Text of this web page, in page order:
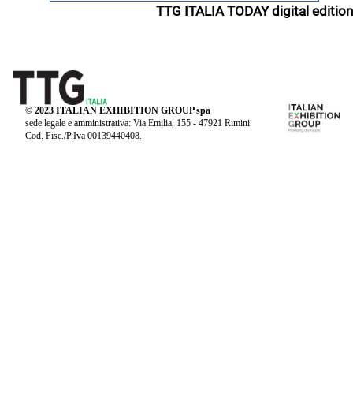
TTG ITALIA TODAY digital edition
© 2023 ITALIAN EXHIBITION GROUP spa
sede legale e amministrativa: Via Emilia, 155 - 47921 Rimini
Cod. Fisc./P.Iva 00139440408.